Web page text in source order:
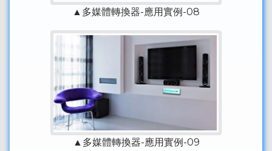
▲多媒體轉換器-應用實例-08
▲多媒體轉換器-應用實例-09